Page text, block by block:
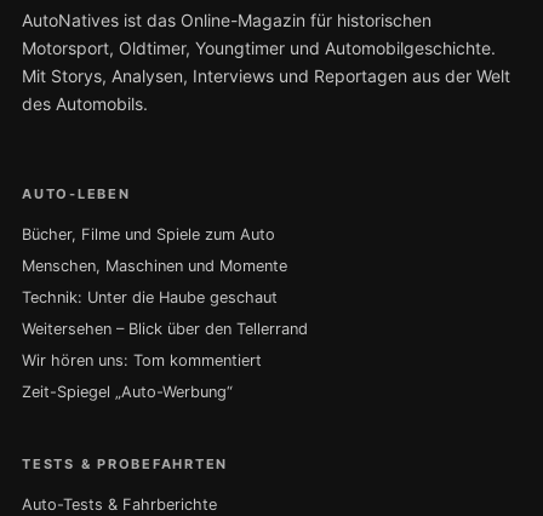
AutoNatives ist das Online-Magazin für historischen
Motorsport, Oldtimer, Youngtimer und Automobilgeschichte.
Mit Storys, Analysen, Interviews und Reportagen aus der Welt
des Automobils.
AUTO-LEBEN
Bücher, Filme und Spiele zum Auto
Menschen, Maschinen und Momente
Technik: Unter die Haube geschaut
Weitersehen – Blick über den Tellerrand
Wir hören uns: Tom kommentiert
Zeit-Spiegel „Auto-Werbung“
TESTS & PROBEFAHRTEN
Auto-Tests & Fahrberichte